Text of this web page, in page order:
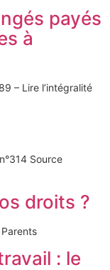
payés
à
– Lire l’intégralité
Source
droits ?
: le